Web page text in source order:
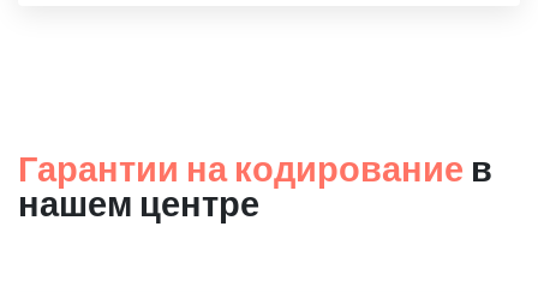
Гарантии на кодирование в
нашем центре